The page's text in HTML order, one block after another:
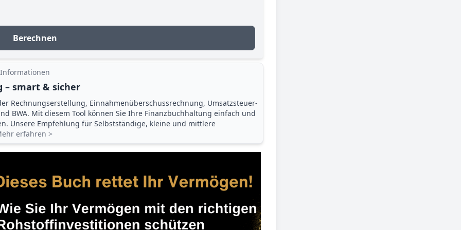
Berechnen
– smart & sicher
Rechnungserstellung, Einnahmenüberschuss­rechnung, Umsatzsteuer­
BWA. Mit diesem Tool können Sie Ihre Finanz­buchhaltung einfach und
Unsere Empfehlung für Selbstständige, kleine und mittlere
erfahren >